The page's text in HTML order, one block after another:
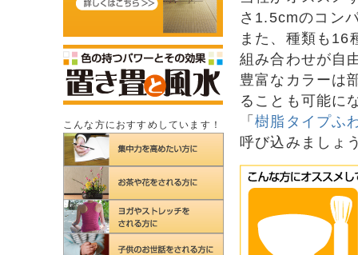
こんな方におすすめしています！
さ1.5cmのコン
また、種類も16
組み合わせが自
豊富なカラーは
ることも可能に
「樹脂タイプふ
呼び込みましょ